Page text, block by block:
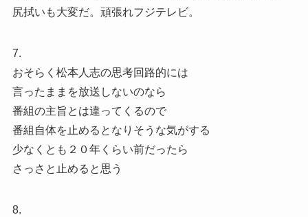
尻拭いも大変だ。頑張れフジテレビ。
7.
おそらく松本人志の思考回路的には
言ったままを放送しないのなら
番組の主旨とは違ってくるので
番組自体を止めるとなりそうな気がする
少なくとも２０年くらい前だったら
さっさと止めると思う
8.